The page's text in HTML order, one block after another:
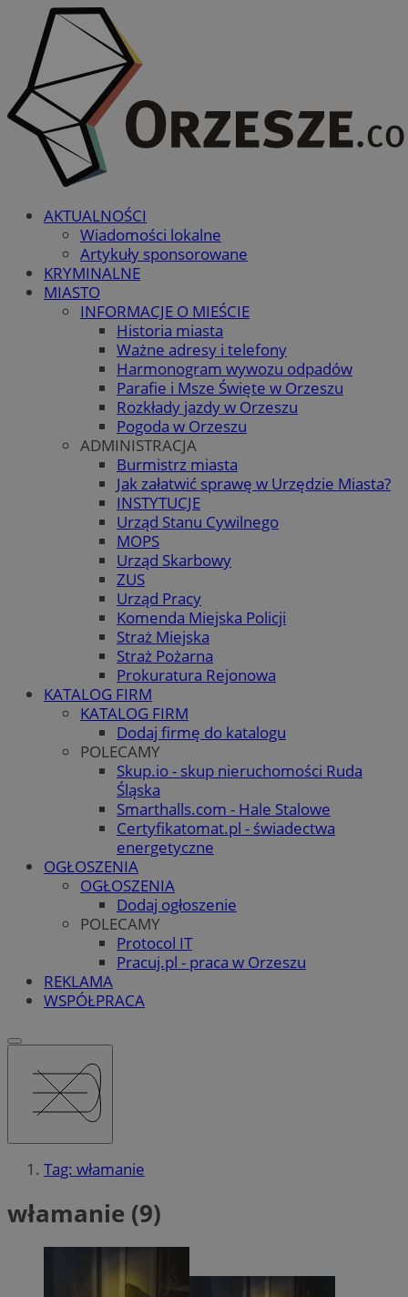
AKTUALNOŚCI
Wiadomości lokalne
Artykuły sponsorowane
KRYMINALNE
MIASTO
INFORMACJE O MIEŚCIE
Historia miasta
Ważne adresy i telefony
Harmonogram wywozu odpadów
Parafie i Msze Święte w Orzeszu
Rozkłady jazdy w Orzeszu
Pogoda w Orzeszu
ADMINISTRACJA
Burmistrz miasta
Jak załatwić sprawę w Urzędzie Miasta?
INSTYTUCJE
Urząd Stanu Cywilnego
MOPS
Urząd Skarbowy
ZUS
Urząd Pracy
Komenda Miejska Policji
Straż Miejska
Straż Pożarna
Prokuratura Rejonowa
KATALOG FIRM
KATALOG FIRM
Dodaj firmę do katalogu
POLECAMY
Skup.io - skup nieruchomości Ruda
Śląska
Smarthalls.com - Hale Stalowe
Certyfikatomat.pl - świadectwa
energetyczne
OGŁOSZENIA
OGŁOSZENIA
Dodaj ogłoszenie
POLECAMY
Protocol IT
Pracuj.pl - praca w Orzeszu
REKLAMA
WSPÓŁPRACA
Tag: włamanie
włamanie (9)